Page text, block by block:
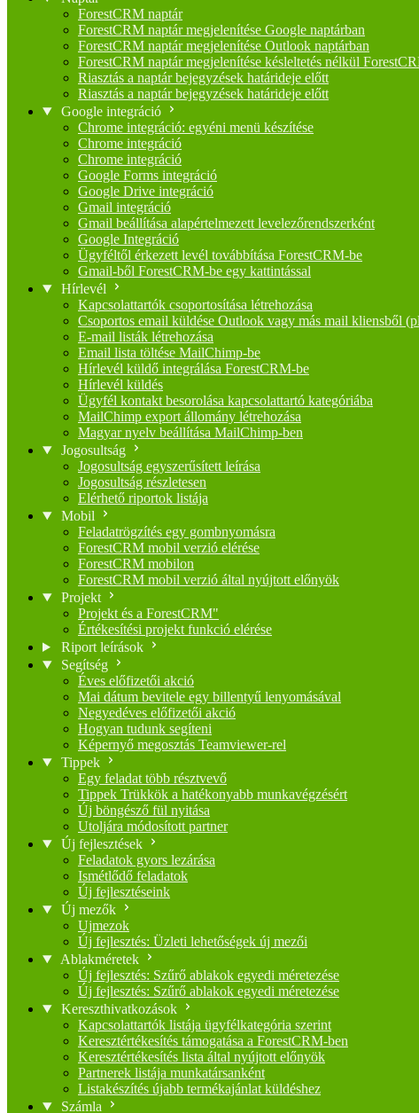
ForestCRM naptár
ForestCRM naptár megjelenítése Google naptárban
ForestCRM naptár megjelenítése Outlook naptárban
ForestCRM naptár megjelenítése késleltetés nélkül
Riasztás a naptár bejegyzések határideje előtt
Riasztás a naptár bejegyzések határideje előtt
Google integráció
Chrome integráció: egyéni menü készítése
Chrome integráció
Chrome integráció
Google Forms integráció
Google Drive integráció
Gmail integráció
Gmail beállítása alapértelmezett levelezőrendszerként
Google Integráció
Ügyféltől érkezett levél továbbítása ForestCRM-be
Gmail-ből ForestCRM-be egy kattintással
Hírlevél
Kapcsolattartók csoportosítása létrehozása
Csoportos email küldése Outlook vagy más mail kliensből
E-mail listák létrehozása
Email lista töltése MailChimp-be
Hírlevél küldő integrálása ForestCRM-be
Hírlevél küldés
Ügyfél kontakt besorolása kapcsolattartó kategóriába
MailChimp export állomány létrehozása
Magyar nyelv beállítása MailChimp-ben
Jogosultság
Jogosultság egyszerűsített leírása
Jogosultság részletesen
Elérhető riportok listája
Mobil
Feladatrögzítés egy gombnyomásra
ForestCRM mobil verzió elérése
ForestCRM mobilon
ForestCRM mobil verzió által nyújtott előnyök
Projekt
Projekt és a ForestCRM"
Értékesítési projekt funkció elérése
Riport leírások
Segítség
Éves előfizetői akció
Mai dátum bevitele egy billentyű lenyomásával
Negyedéves előfizetői akció
Hogyan tudunk segíteni
Képernyő megosztás Teamviewer-rel
Tippek
Egy feladat több résztvevő
Tippek Trükkök a hatékonyabb munkavégzésért
Új böngésző fül nyitása
Utoljára módosított partner
Új fejlesztések
Feladatok gyors lezárása
Ismétlődő feladatok
Új fejlesztéseink
Új mezők
Ujmezok
Új fejlesztés: Üzleti lehetőségek új mezői
Ablakméretek
Új fejlesztés: Szűrő ablakok egyedi méretezése
Új fejlesztés: Szűrő ablakok egyedi méretezése
Kereszthivatkozások
Kapcsolattartók listája ügyfélkategória szerint
Keresztértékesítés támogatása a ForestCRM-ben
Keresztértékesítés lista által nyújtott előnyök
Partnerek listája munkatársanként
Listakészítés újabb termékajánlat küldéshez
Számla